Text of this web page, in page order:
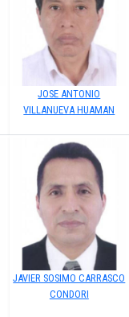
JOSE ANTONIO
VILLANUEVA HUAMAN
JAVIER SOSIMO CARRASCO
CONDORI